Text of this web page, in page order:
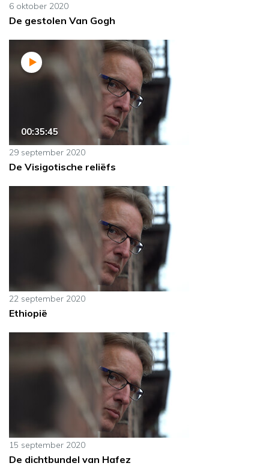
6 oktober 2020
De gestolen Van Gogh
00:35:45
29 september 2020
De Visigotische reliëfs
22 september 2020
Ethiopië
15 september 2020
De dichtbundel van Hafez